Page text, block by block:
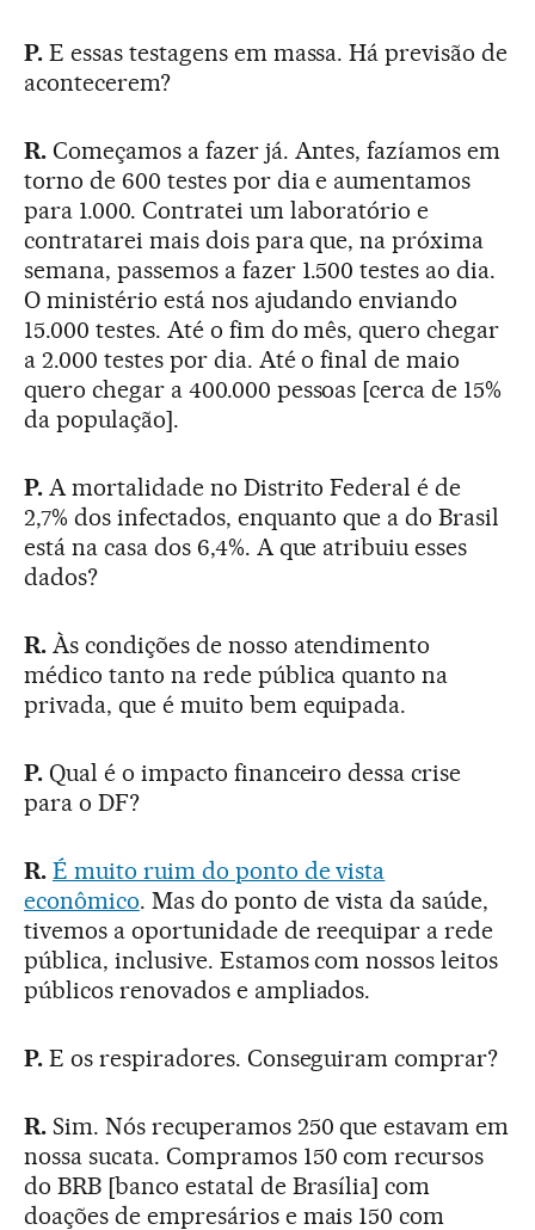
P. E essas testagens em massa. Há previsão de
acontecerem?
R. Começamos a fazer já. Antes, fazíamos em
torno de 600 testes por dia e aumentamos
para 1.000. Contratei um laboratório e
contratarei mais dois para que, na próxima
semana, passemos a fazer 1.500 testes ao dia.
O ministério está nos ajudando enviando
15.000 testes. Até o fim do mês, quero chegar
a 2.000 testes por dia. Até o final de maio
quero chegar a 400.000 pessoas [cerca de 15%
da população].
P. A mortalidade no Distrito Federal é de
2,7% dos infectados, enquanto que a do Brasil
está na casa dos 6,4%. A que atribuiu esses
dados?
R. Às condições de nosso atendimento
médico tanto na rede pública quanto na
privada, que é muito bem equipada.
P. Qual é o impacto financeiro dessa crise
para o DF?
R. É muito ruim do ponto de vista
econômico. Mas do ponto de vista da saúde,
tivemos a oportunidade de reequipar a rede
pública, inclusive. Estamos com nossos leitos
públicos renovados e ampliados.
P. E os respiradores. Conseguiram comprar?
R. Sim. Nós recuperamos 250 que estavam em
nossa sucata. Compramos 150 com recursos
do BRB [banco estatal de Brasília] com
doações de empresários e mais 150 com